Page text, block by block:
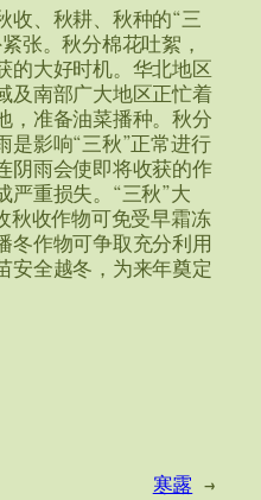
收、秋耕、秋种的“三
张。秋分棉花吐絮，
的大好时机。华北地区
及南部广大地区正忙着
，准备油菜播种。秋分
是影响“三秋”正常进行
阴雨会使即将收获的作
严重损失。“三秋”大
秋收作物可免受早霜冻
冬作物可争取充分利用
安全越冬，为来年奠定
寒露 →